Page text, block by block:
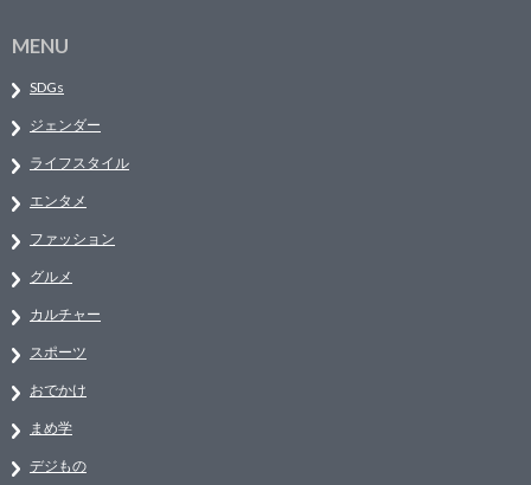
MENU
SDGs
ジェンダー
ライフスタイル
エンタメ
ファッション
グルメ
カルチャー
スポーツ
おでかけ
まめ学
デジもの